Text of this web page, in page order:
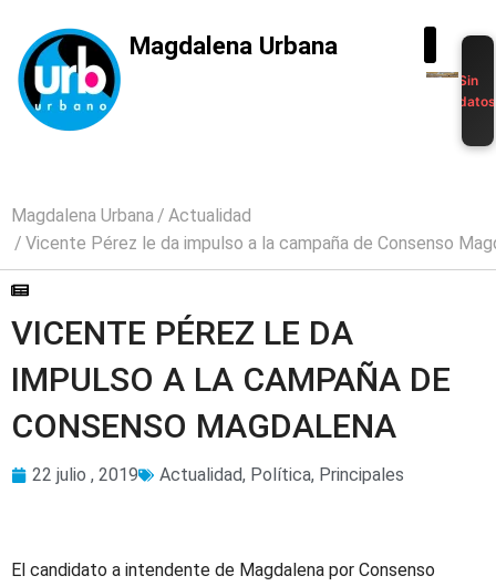
Magdalena Urbana
Sin
datos
Magdalena Urbana
Actualidad
Vicente Pérez le da impulso a la campaña de Consenso
VICENTE PÉREZ LE DA
IMPULSO A LA CAMPAÑA DE
CONSENSO MAGDALENA
22 julio , 2019 Actualidad, Política, Principales
El candidato a intendente de Magdalena por Consenso